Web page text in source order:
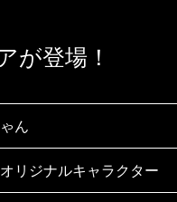
が登場！
ん
リジナルキャラクター